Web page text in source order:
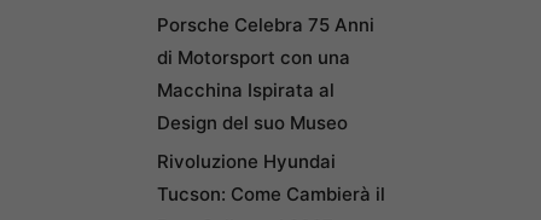
Porsche Celebra 75 Anni
di Motorsport con una
Macchina Ispirata al
Design del suo Museo
Rivoluzione Hyundai
Tucson: Come Cambierà il